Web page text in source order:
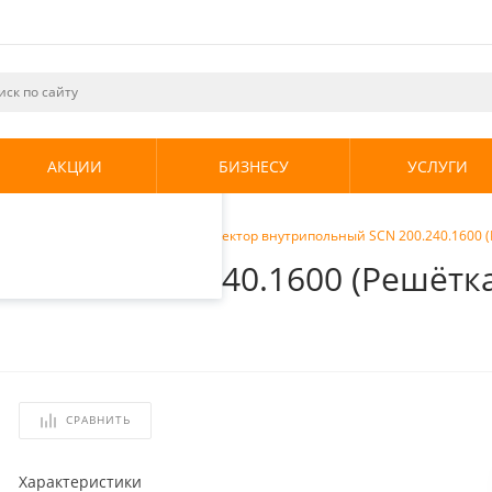
и
использования.
.
АКЦИИ БИЗНЕСУ УСЛУГИ
Stout Конвектор внутрипольный SCN
SCN 200.240.1600
СРАВНИТЬ
Характеристики